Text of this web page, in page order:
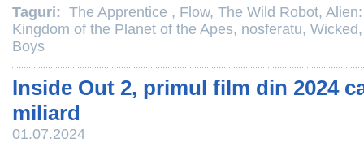
Taguri: The Apprentice , Flow, The Wild Robot,
Kingdom of the Planet of the Apes, nosferatu, Wicked
Boys
Inside Out 2, primul film din 2024
miliard
01.07.2024